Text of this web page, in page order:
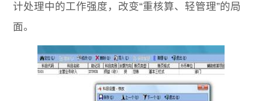
计处理中的工作强度，改变“重核算、轻管理”的局
面。